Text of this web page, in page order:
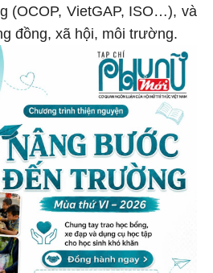
(OCOP, VietGAP, ISO…), và
đồng, xã hội, môi trường.